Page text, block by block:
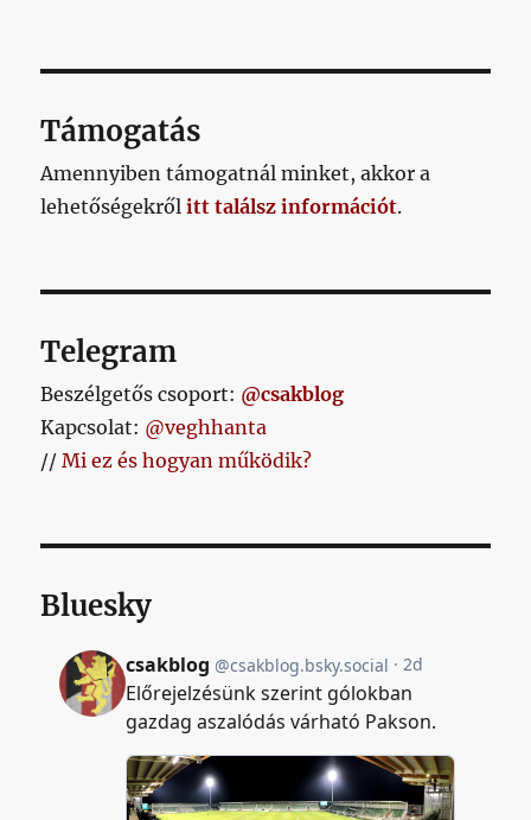
Támogatás
Amennyiben támogatnál minket, akkor a
lehetőségekrőlitt találsz információt.
Telegram
Beszélgetős csoport: @csakblog
Kapcsolat: @veghhanta
//Mi ez és hogyan működik?
Bluesky